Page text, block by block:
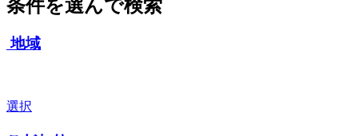
条件を選んで検索
地域
選択